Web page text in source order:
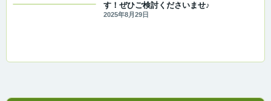
す！ぜひご検討くださいませ♪
2025年8月29日